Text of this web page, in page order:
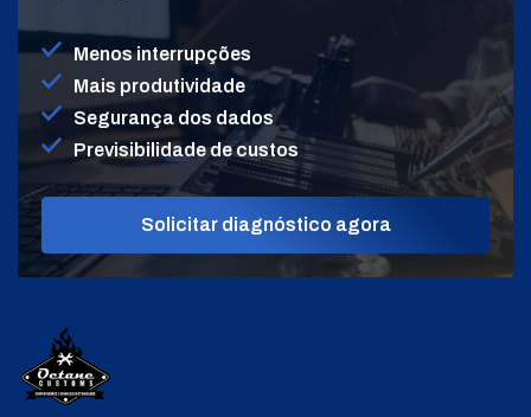
Menos interrupções
Mais produtividade
Segurança dos dados
Previsibilidade de custos
Solicitar diagnóstico agora